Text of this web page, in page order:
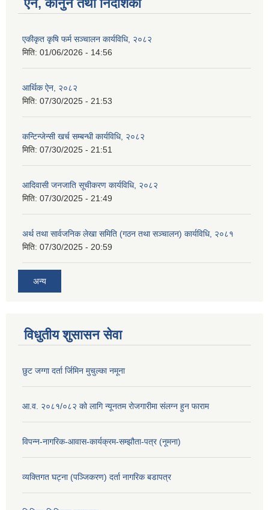
ऐन, कानुन तथा निर्देशिका
एकीकृत कृषि फर्म सञ्चालन कार्यविधि, २०८२
मिति: 01/06/2026 - 14:56
आर्थिक ऐन, २०८२
मिति: 07/30/2025 - 21:53
कन्टिन्जेन्सी खर्च सम्बन्धी कार्यविधि, २०८२
मिति: 07/30/2025 - 21:51
आदिवासी जनजाति सूचीकरण कार्यविधि, २०८२
मिति: 07/30/2025 - 21:49
अर्थ तथा सार्वजनिक लेखा समिति (गठन तथा सञ्चालन) कार्यविधि, २०८१
मिति: 07/30/2025 - 20:59
अन्य
विधुतीय शुसासन सेवा
छुट जग्गा दर्ता र्जिमिन मुचुल्का नमूना
आ.व. २०८१/०८२ को लागि न्यूनतम रोजगारीमा संलग्न हुन फाराम
विपन्न-नागरिक-आवास-कार्यक्रम-सम्झौता-पत्र (नूमना)
व्यक्तिगत घट्ना (पञ्जिकरण) दर्ता नागरिक बडापत्र